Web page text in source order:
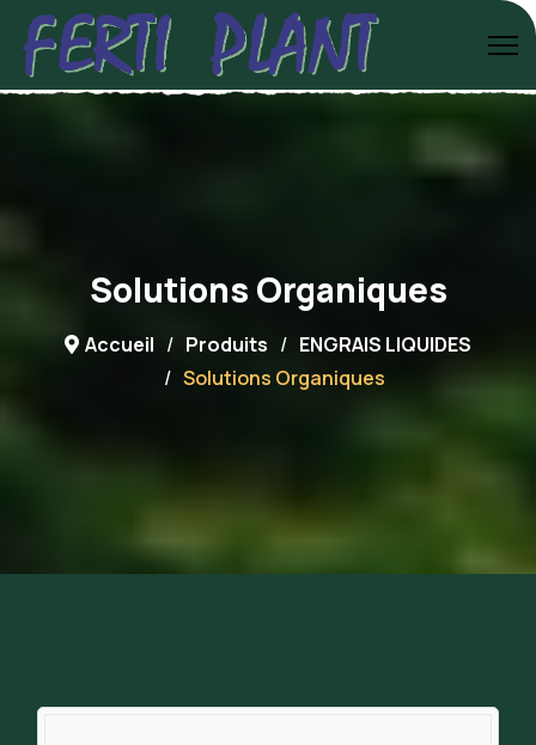
Solutions Organiques
Accueil Produits
ENGRAIS LIQUIDES
Solutions Organiques